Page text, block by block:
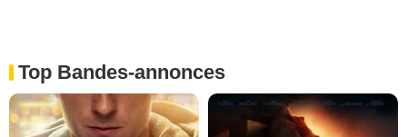
Top Bandes-annonces